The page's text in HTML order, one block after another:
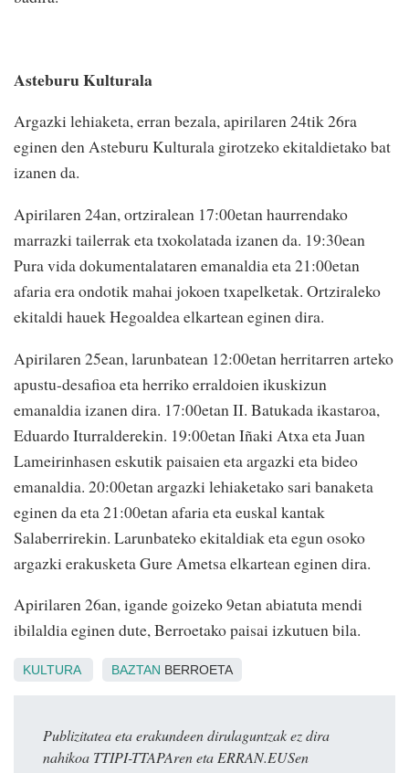
Asteburu Kulturala
Argazki lehiaketa, erran bezala, apirilaren 24tik 26ra
eginen den Asteburu Kulturala girotzeko ekitaldietako bat
izanen da.
Apirilaren 24an, ortziralean 17:00etan haurrendako
marrazki tailerrak eta txokolatada izanen da. 19:30ean
Pura vida dokumentalataren emanaldia eta 21:00etan
afaria era ondotik mahai jokoen txapelketak. Ortziraleko
ekitaldi hauek Hegoaldea elkartean eginen dira.
Apirilaren 25ean, larunbatean 12:00etan herritarren arteko
apustu-desafioa eta herriko erraldoien ikuskizun
emanaldia izanen dira. 17:00etan II. Batukada ikastaroa,
Eduardo Iturralderekin. 19:00etan Iñaki Atxa eta Juan
Lameirinhasen eskutik paisaien eta argazki eta bideo
emanaldia. 20:00etan argazki lehiaketako sari banaketa
eginen da eta 21:00etan afaria eta euskal kantak
Salaberrirekin. Larunbateko ekitaldiak eta egun osoko
argazki erakusketa Gure Ametsa elkartean eginen dira.
Apirilaren 26an, igande goizeko 9etan abiatuta mendi
ibilaldia eginen dute, Berroetako paisai izkutuen bila.
KULTURA BAZTAN BERROETA
Publizitatea eta erakundeen dirulaguntzak ez dira
nahikoa TTIPI-TTAPAren eta ERRAN.EUSen